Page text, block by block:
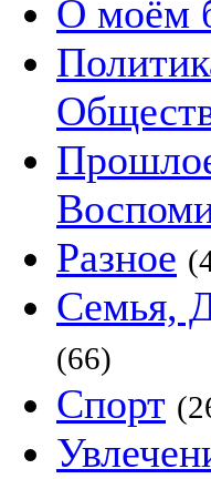
О моём
Разное
Семья,
(66)
Спорт